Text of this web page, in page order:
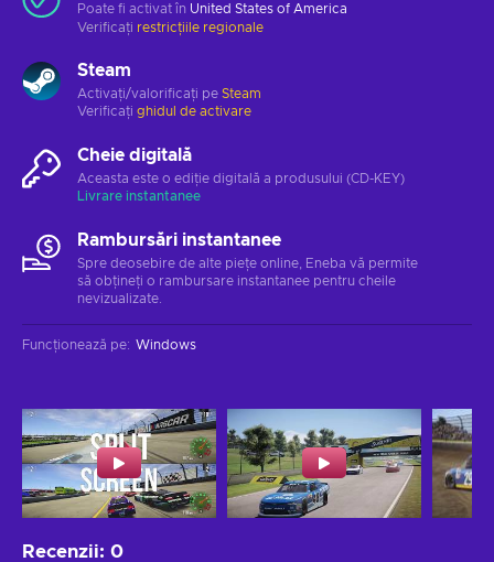
Poate fi activat în United States of America
Verificați restricțiile regionale
Steam
Activați/valorificați pe Steam
Verificați ghidul de activare
Cheie digitală
Aceasta este o ediție digitală a produsului (CD-KEY)
Livrare instantanee
Rambursări instantanee
Spre deosebire de alte piețe online, Eneba vă permite
să obțineți o rambursare instantanee pentru cheile
nevizualizate.
Funcționează pe: Windows
Recenzii: 0